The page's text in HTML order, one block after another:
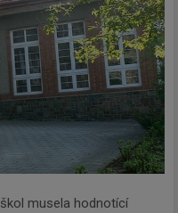
musela hodnotící